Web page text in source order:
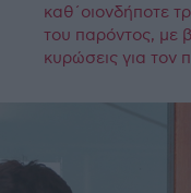
καθ΄οιονδήποτε
του παρόντος, με
κυρώσεις για τον